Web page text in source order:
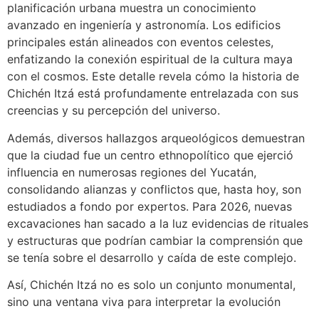
planificación urbana muestra un conocimiento
avanzado en ingeniería y astronomía. Los edificios
principales están alineados con eventos celestes,
enfatizando la conexión espiritual de la cultura maya
con el cosmos. Este detalle revela cómo la historia de
Chichén Itzá está profundamente entrelazada con sus
creencias y su percepción del universo.
Además, diversos hallazgos arqueológicos demuestran
que la ciudad fue un centro ethnopolítico que ejerció
influencia en numerosas regiones del Yucatán,
consolidando alianzas y conflictos que, hasta hoy, son
estudiados a fondo por expertos. Para 2026, nuevas
excavaciones han sacado a la luz evidencias de rituales
y estructuras que podrían cambiar la comprensión que
se tenía sobre el desarrollo y caída de este complejo.
Así, Chichén Itzá no es solo un conjunto monumental,
sino una ventana viva para interpretar la evolución